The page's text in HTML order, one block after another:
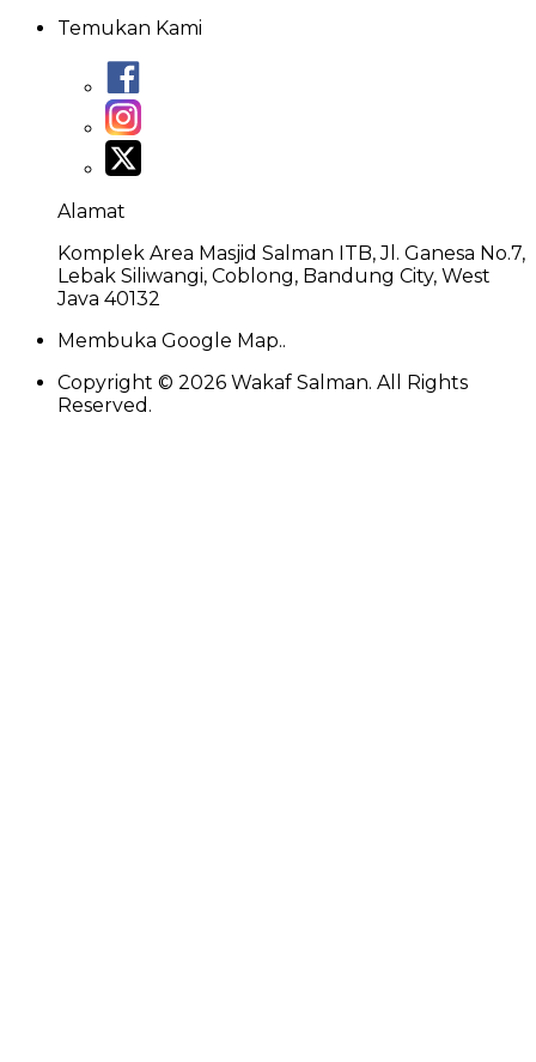
Temukan Kami
Alamat
Komplek Area Masjid Salman ITB, Jl. Ganesa No.7,
Lebak Siliwangi, Coblong, Bandung City, West
Java 40132
Membuka Google Map..
Copyright © 2026 Wakaf Salman. All Rights
Reserved.